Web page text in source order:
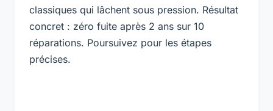
classiques qui lâchent sous pression. Résultat
concret : zéro fuite après 2 ans sur 10
réparations. Poursuivez pour les étapes
précises.